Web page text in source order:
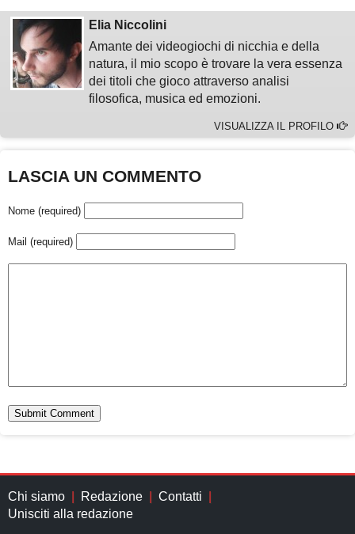
Elia Niccolini
Amante dei videogiochi di nicchia e della
natura, il mio scopo è trovare la vera essenza
dei titoli che gioco attraverso analisi
filosofica, musica ed emozioni.
VISUALIZZA IL PROFILO
LASCIA UN COMMENTO
Nome (required)
Mail (required)
Chi siamo Redazione
Contatti
Unisciti alla redazione